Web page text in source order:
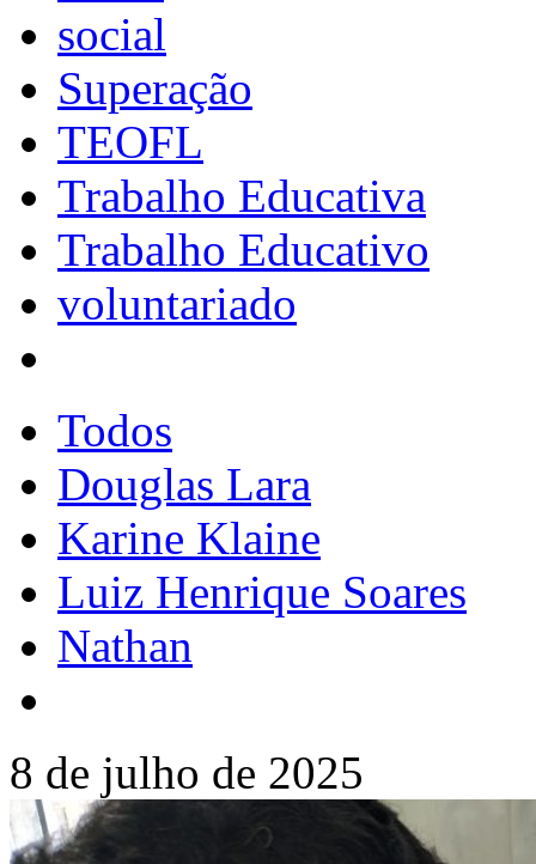
social
Superação
TEOFL
Trabalho Educativa
Trabalho Educativo
voluntariado
Todos
Douglas Lara
Karine Klaine
Luiz Henrique Soares
Nathan
8 de julho de 2025